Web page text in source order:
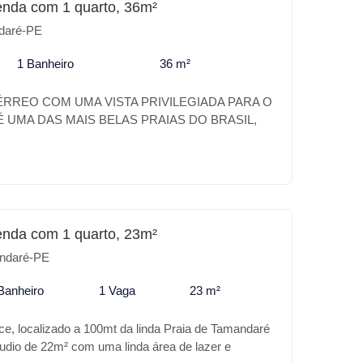
investimento o CARNEIROS RESIDENCE
com 1 quarto, 36m²
PE
1 Banheiro 36 m²
COM UMA VISTA PRIVILEGIADA PARA O
UMA DAS MAIS BELAS PRAIAS DO BRASIL,
CARNEIROS É UM VERDADEIRO
DO NOMAR CARNEIROS *
ADULTO E INFATIL * BEACH TENNIS * PET
* PISCINA KIDS * LOUNGE * SELF
CONVIVÊNCIA * ESTACIONAMENTO
CARNEIROS. MELHOR CUSTO BENEFÍCIO
COM 1, COM LAZER CASA DE PRAIA
com 1 quarto, 23m²
PE
1 Vaga 23 m²
localizado a 100mt da linda Praia de Tamandaré
de 22m² com uma linda área de lazer e